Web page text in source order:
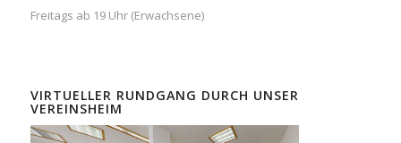
Freitags ab 19 Uhr (Erwachsene)
VIRTUELLER RUNDGANG DURCH UNSER
VEREINSHEIM